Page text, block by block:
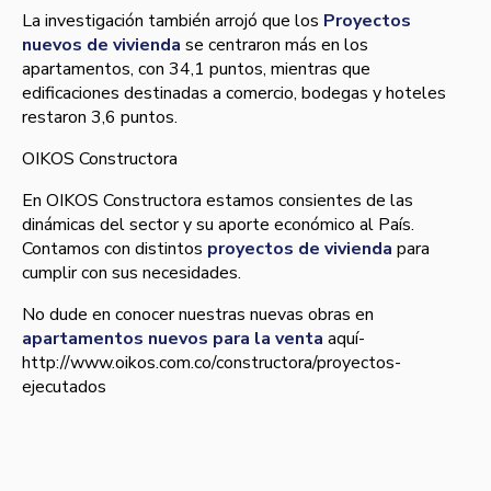
La investigación también arrojó que los Proyectos
nuevos de vivienda se centraron más en los
apartamentos, con 34,1 puntos, mientras que
edificaciones destinadas a comercio, bodegas y hoteles
restaron 3,6 puntos.
OIKOS Constructora
En OIKOS Constructora estamos consientes de las
dinámicas del sector y su aporte económico al Paí­s.
Contamos con distintos proyectos de vivienda para
cumplir con sus necesidades.
No dude en conocer nuestras nuevas obras en
apartamentos nuevos para la venta aquí­
http://www.oikos.com.co/constructora/proyectos-
ejecutados